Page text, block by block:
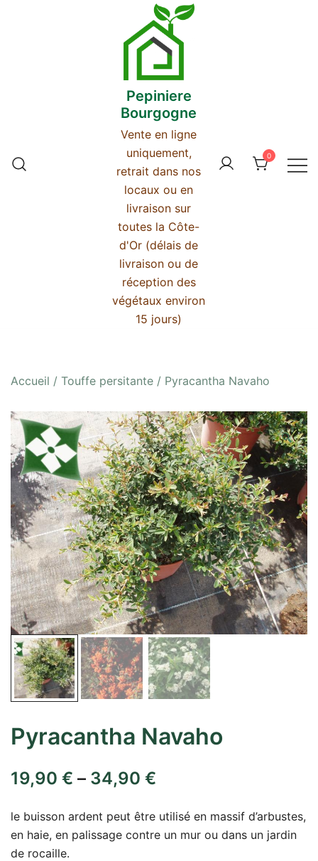
Pepiniere
Bourgogne
Vente en ligne
uniquement,
retrait dans nos
locaux ou en
livraison sur
toutes la Côte-
d'Or (délais de
livraison ou de
réception des
végétaux environ
15 jours)
0
Accueil / Touffe persitante / Pyracantha Navaho
🔍
Pyracantha Navaho
19,90 € – 34,90 €
le buisson ardent peut être utilisé en massif d’arbustes,
en haie, en palissage contre un mur ou dans un jardin
de rocaille.